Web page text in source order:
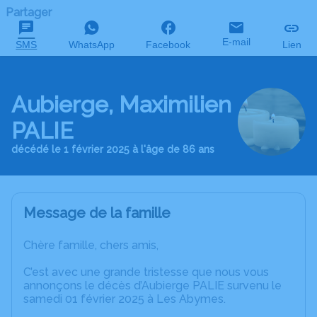
Partager
SMS WhatsApp Facebook E-mail Lien
Aubierge, Maximilien
PALIE
décédé le 1 février 2025 à l'âge de 86 ans
Message de la famille
Chère famille, chers amis,
C’est avec une grande tristesse que nous vous
annonçons le décès d’Aubierge PALIE survenu le
samedi 01 février 2025 à Les Abymes.